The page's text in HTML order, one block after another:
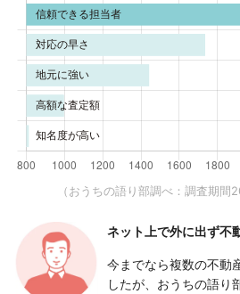
（おうちの語り部調べ：調査期間
ネット上で外に出ず不
今までなら複数の不動
したが、おうちの語り